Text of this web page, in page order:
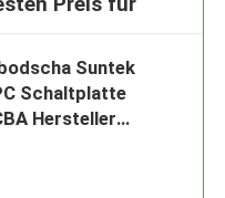
Suntek
Schaltplatte
Hersteller